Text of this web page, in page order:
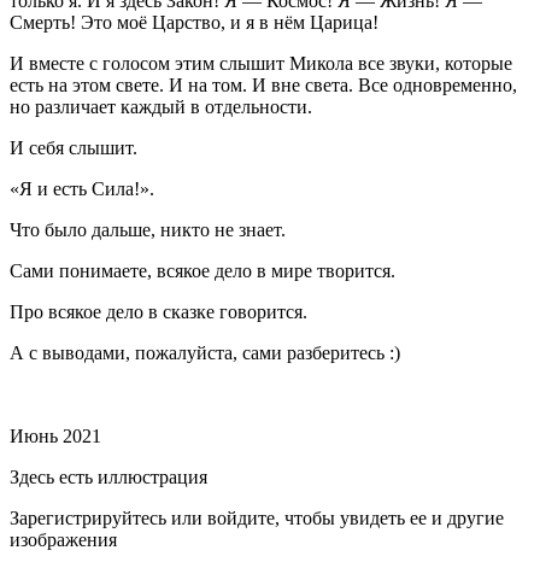
Смерть! Это моё Царство, и я в нём Царица!
И вместе с голосом этим слышит Микола все звуки, которые
есть на этом свете. И на том. И вне света. Все одновременно,
но различает каждый в отдельности.
И себя слышит.
«Я и есть Сила!».
Что было дальше, никто не знает.
Сами понимаете, всякое дело в мире творится.
Про всякое дело в сказке говорится.
А с выводами, пожалуйста, сами разберитесь :)
Июнь 2021
Здесь есть иллюстрация
Зарегистрируйтесь или войдите, чтобы увидеть ее и другие
изображения